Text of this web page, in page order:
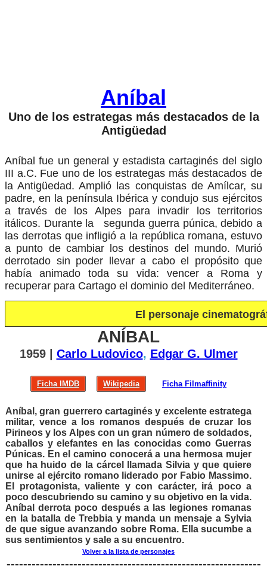
Aníbal
Uno de los estrategas más destacados de la
Antigüedad
Aníbal fue un general y estadista cartaginés del siglo
III a.C. Fue uno de los estrategas más destacados de
la Antigüedad. Amplió las conquistas de Amílcar, su
padre, en la península Ibérica y condujo sus ejércitos
a través de los Alpes para invadir los territorios
itálicos. Durante la segunda guerra púnica, debido a
las derrotas que infligió a la república romana, estuvo
a punto de cambiar los destinos del mundo. Murió
derrotado sin poder llevar a cabo el propósito que
había animado toda su vida: vencer a Roma y
recuperar para Cartago el dominio del Mediterráneo.
El personaje
ANÍBAL
1959 | Carlo Ludovico, Edgar G. Ulmer
Ficha IMDB Wikipedia Ficha Filmaffinity
Aníbal, gran guerrero cartaginés y excelente estratega
militar, vence a los romanos después de cruzar los
Pirineos y los Alpes con un gran número de soldados,
caballos y elefantes en las conocidas como Guerras
Púnicas. En el camino conocerá a una hermosa mujer
que ha huido de la cárcel llamada Silvia y que quiere
unirse al ejército romano liderado por Fabio Massimo.
El protagonista, valiente y con carácter, irá poco a
poco descubriendo su camino y su objetivo en la vida.
Aníbal derrota poco después a las legiones romanas
en la batalla de Trebbia y manda un mensaje a Sylvia
de que sigue avanzando sobre Roma. Ella sucumbe a
sus sentimientos y sale a su encuentro.
Volver a la lista de personajes
-------------------------------------------------------------